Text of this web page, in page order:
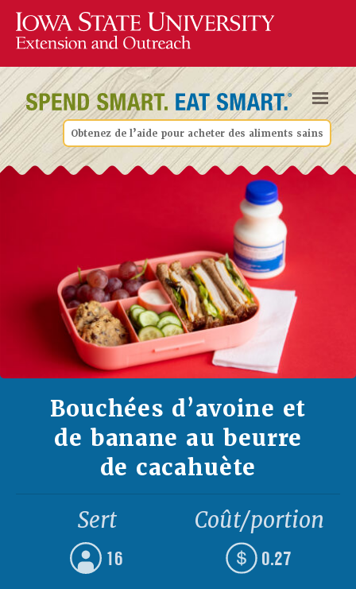
Obtenez de l’aide pour acheter des aliments sains
Bouchées d’avoine et
de banane au beurre
de cacahuète
Sert
16
Coût/portion
0.27